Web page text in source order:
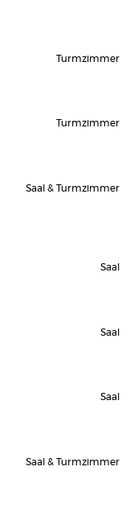
Turmzimmer
Turmzimmer
Saal & Turmzimmer
Saal
Saal
Saal
Saal & Turmzimmer